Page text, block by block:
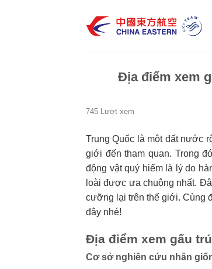
Địa điểm xem
745 Lượt xem
Trung Quốc là một đất nước
giới đến tham quan. Trong
động vật quý hiếm là lý do
loài được ưa chuộng nhất.
cưỡng lại trên thế giới. Cùng
đây nhé!
Địa điểm xem gấu
Cơ sở nghiên cứu nhân